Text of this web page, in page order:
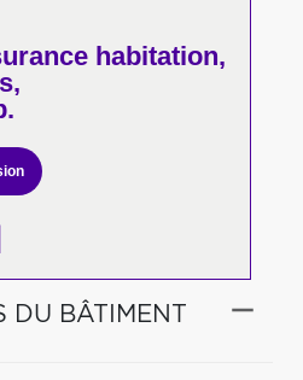
habitation,
DU BÂTIMENT